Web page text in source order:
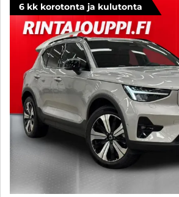
6 kk korotonta ja kulutonta